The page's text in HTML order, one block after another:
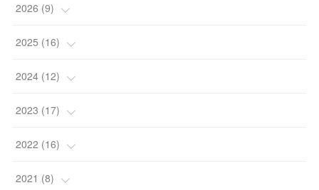
2026 (9)
(1)
( 2)
(2)
( 2)
(2
2025 (16)
( 2)
(2)
(6)
(4
2024 (12)
(1)
(2)
(2
2023 (17)
(1)
(5
2022 (16)
(1
2021 (8)